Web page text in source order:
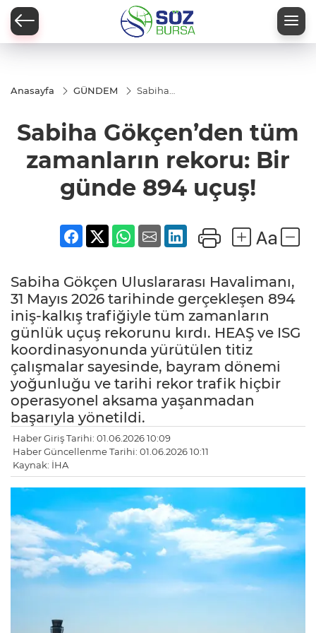
Anasayfa GÜNDEM
Sabiha
zamanların
rekoru: Bir
günde 894
uçuş!
Sabiha Gökçen’den tüm
zamanların rekoru: Bir
günde 894 uçuş!
Sabiha Gökçen Uluslararası Havalimanı,
31 Mayıs 2026 tarihinde gerçekleşen 894
iniş-kalkış trafiğiyle tüm zamanların
günlük uçuş rekorunu kırdı. HEAŞ ve ISG
koordinasyonunda yürütülen titiz
çalışmalar sayesinde, bayram dönemi
yoğunluğu ve tarihi rekor trafik hiçbir
operasyonel aksama yaşanmadan
başarıyla yönetildi.
Haber Giriş Tarihi: 01.06.2026 10:09
Haber Güncellenme Tarihi: 01.06.2026 10:11
Kaynak: İHA